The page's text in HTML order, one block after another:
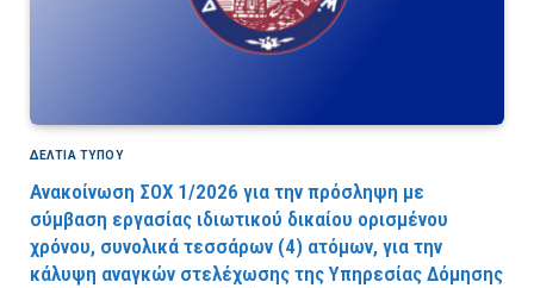
ΔΕΛΤΙΑ ΤΥΠΟΥ
Ανακοίνωση ΣΟΧ 1/2026 για την πρόσληψη με
σύμβαση εργασίας ιδιωτικού δικαίου ορισμένου
χρόνου, συνολικά τεσσάρων (4) ατόμων, για την
κάλυψη αναγκών στελέχωσης της Υπηρεσίας Δόμησης